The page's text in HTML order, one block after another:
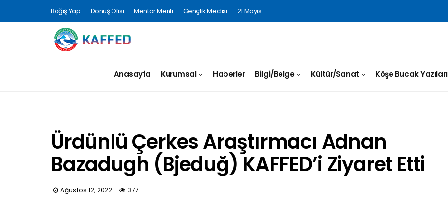
Bağış Yap Dönüş Ofisi Mentor Menti Gençlik Meclisi 21 Mayıs
Anasayfa Kurumsal Haberler Bilgi/Belge Kültür/Sanat Köşe Bucak Yazıları
Ürdünlü Çerkes Araştırmacı Adnan
Bazadugh (Bjeduğ) KAFFED’i Ziyaret Etti
Ağustos 12, 2022 377